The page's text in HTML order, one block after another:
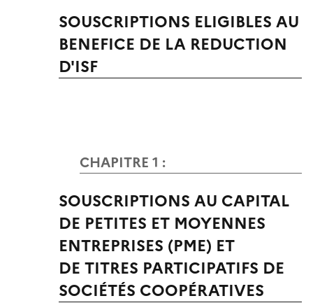
SOUSCRIPTIONS ELIGIBLES AU
BENEFICE DE LA REDUCTION
D'ISF
CHAPITRE 1 :
SOUSCRIPTIONS AU CAPITAL
DE PETITES ET MOYENNES
ENTREPRISES (PME) ET
DE TITRES PARTICIPATIFS DE
SOCIÉTÉS COOPÉRATIVES